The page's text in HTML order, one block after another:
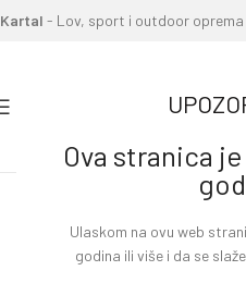
Ova stranica
Ulaskom na ovu web
godina ili više i da se
Kartal - Lov, sport i outdoor oprema
»Proizvodi »Metak